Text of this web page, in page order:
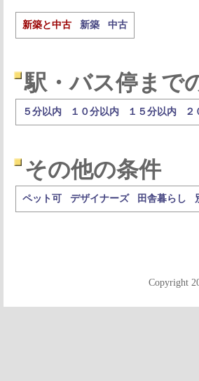
新築と中古 新築 中古
駅・バス停まで
５分以内 １０分以内 １５分以内 ２
その他の条件
ペット可 デザイナーズ 田舎暮らし
Copyright